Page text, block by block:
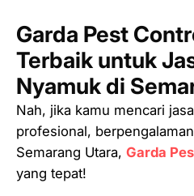
Garda Pest
Terbaik untuk
Nyamuk di
Nah, jika kamu mencari
profesional,
Semarang Utara, Garda
yang tepat!